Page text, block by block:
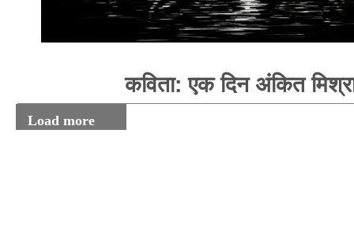
कविता: एक दिन अंकित
Load more